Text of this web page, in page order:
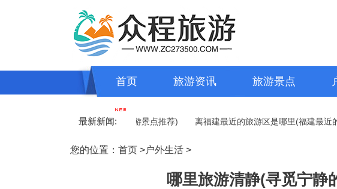
首页 旅游资讯 旅游景点
最新新闻:
游在北京哪里最好(北京最佳旅游景点推荐) 离福建最近的旅游区是哪里(福建最近的
您的位置： 首页 >户外生活 >
哪里旅游清静(寻觅宁静